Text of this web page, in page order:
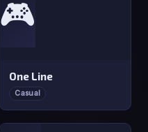
🎮
One Line
Casual